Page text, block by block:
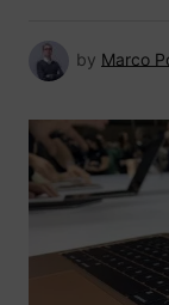
by Marco